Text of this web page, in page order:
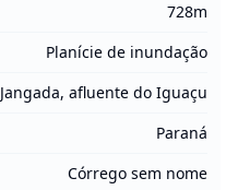
728m
Planície de inundação
Jangada, afluente do Iguaçu
Paraná
Córrego sem nome